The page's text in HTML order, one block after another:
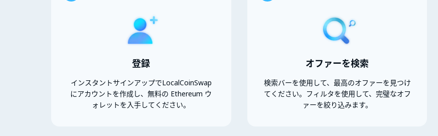
登録
インスタントサインアップでLocalCoinSwap
にアカウントを作成し、無料の Ethereum ウ
ォレットを入手してください。
オファーを検索
検索バーを使用して、最高のオファーを見つけ
てください。フィルタを使用して、完璧なオフ
ァーを絞り込みます。